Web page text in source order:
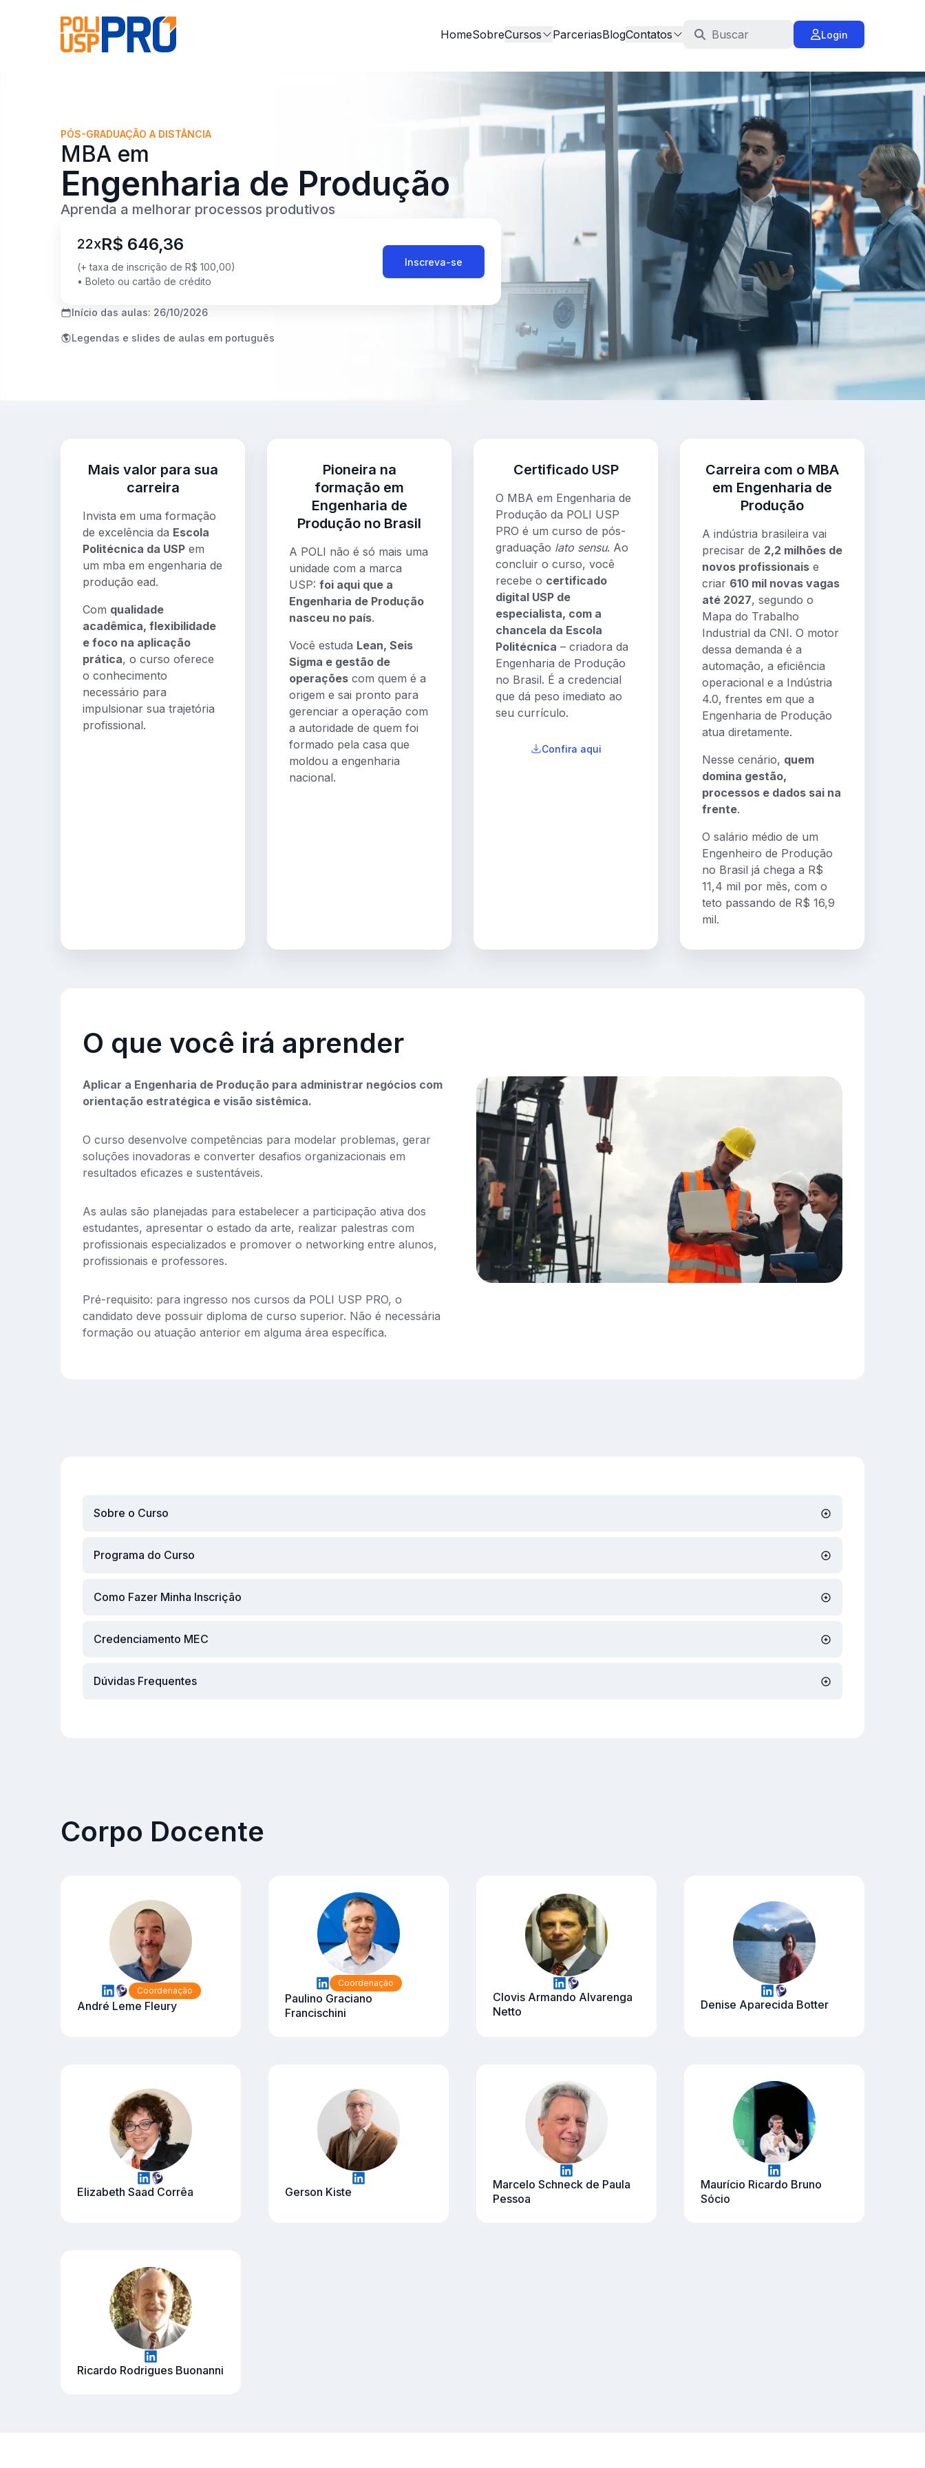
HomeSobreCursos ParceriasBlogContatos Login
PÓS-GRADUAÇÃO A DISTÂNCIA
MBA em
Engenharia de Produção
Aprenda a melhorar processos produtivos
22xR$ 646,36
(+ taxa de inscrição de R$ 100,00)
• Boleto ou cartão de crédito
Inscreva-se
Início das aulas: 26/10/2026
Legendas e slides de aulas em português
Mais valor para sua
carreira
Invista em uma formação
de excelência da Escola
Politécnica da USP em
um mba em engenharia de
produção ead.
Com qualidade
acadêmica, flexibilidade
e foco na aplicação
prática, o curso oferece
o conhecimento
necessário para
impulsionar sua trajetória
profissional.
Pioneira na
formação em
Engenharia de
Produção no Brasil
A POLI não é só mais uma
unidade com a marca
USP: foi aqui que a
Engenharia de Produção
nasceu no país.
Você estuda Lean, Seis
Sigma e gestão de
operações com quem é a
origem e sai pronto para
gerenciar a operação com
a autoridade de quem foi
formado pela casa que
moldou a engenharia
nacional.
Certificado USP
O MBA em Engenharia de
Produção da POLI USP
PRO é um curso de pós-
graduação lato sensu. Ao
concluir o curso, você
recebe o certificado
digital USP de
especialista, com a
chancela da Escola
Politécnica – criadora da
Engenharia de Produção
no Brasil. É a credencial
que dá peso imediato ao
seu currículo.
Confira aqui
Carreira com o MBA
em Engenharia de
Produção
A indústria brasileira vai
precisar de 2,2 milhões de
novos profissionais e
criar 610 mil novas vagas
até 2027, segundo o
Mapa do Trabalho
Industrial da CNI. O motor
dessa demanda é a
automação, a eficiência
operacional e a Indústria
4.0, frentes em que a
Engenharia de Produção
atua diretamente.
Nesse cenário, quem
domina gestão,
processos e dados sai na
frente.
O salário médio de um
Engenheiro de Produção
no Brasil já chega a R$
11,4 mil por mês, com o
teto passando de R$ 16,9
mil.
O que você irá aprender
Aplicar a Engenharia de Produção para administrar negócios com
orientação estratégica e visão sistêmica.
O curso desenvolve competências para modelar problemas, gerar
soluções inovadoras e converter desafios organizacionais em
resultados eficazes e sustentáveis.
As aulas são planejadas para estabelecer a participação ativa dos
estudantes, apresentar o estado da arte, realizar palestras com
profissionais especializados e promover o networking entre alunos,
profissionais e professores.
Pré-requisito: para ingresso nos cursos da POLI USP PRO, o
candidato deve possuir diploma de curso superior. Não é necessária
formação ou atuação anterior em alguma área específica.
Sobre o Curso
Programa do Curso
Como Fazer Minha Inscrição
Credenciamento MEC
Dúvidas Frequentes
Corpo Docente
Coordenação
André Leme Fleury
Coordenação
Paulino Graciano
Francischini
Clovis Armando Alvarenga
Netto
Denise Aparecida Botter
Elizabeth Saad Corrêa Gerson Kiste
Marcelo Schneck de Paula
Pessoa
Maurício Ricardo Bruno
Sócio
Ricardo Rodrigues Buonanni